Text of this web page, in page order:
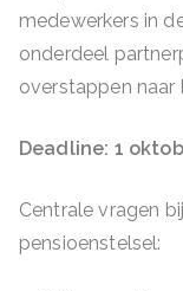
medewerkers in
onderdeel
overstappen naar
Deadline: 1
Centrale vragen
pensioenstelsel: